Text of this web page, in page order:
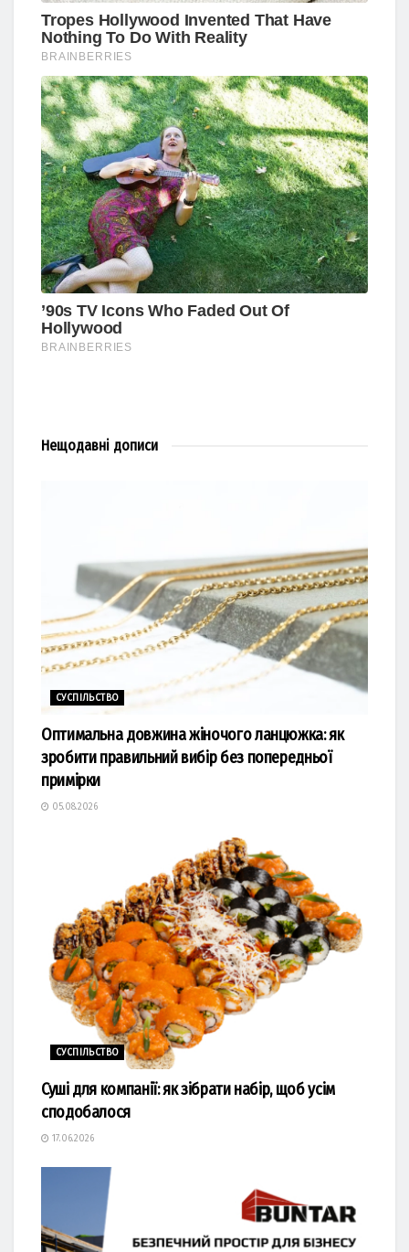
Нещодавні дописи
СУСПІЛЬСТВО
Оптимальна довжина жіночого ланцюжка: як
зробити правильний вибір без попередньої
примірки
05.08.2026
СУСПІЛЬСТВО
Суші для компанії: як зібрати набір, щоб усім
сподобалося
17.06.2026